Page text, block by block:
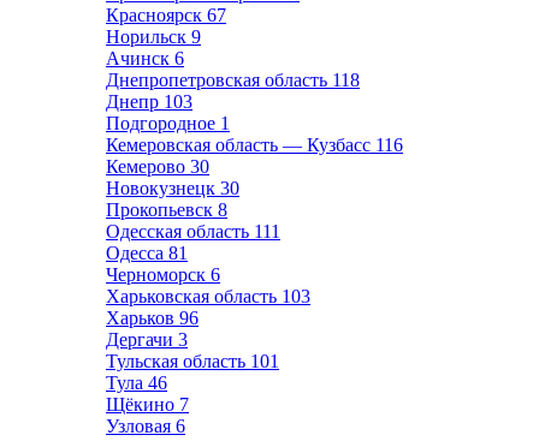
Красноярск 67
Норильск 9
Ачинск 6
Днепропетровская область 118
Днепр 103
Подгородное 1
Кемеровская область — Кузбасс 116
Кемерово 30
Новокузнецк 30
Прокопьевск 8
Одесская область 111
Одесса 81
Черноморск 6
Харьковская область 103
Харьков 96
Дергачи 3
Тульская область 101
Тула 46
Щёкино 7
Узловая 6